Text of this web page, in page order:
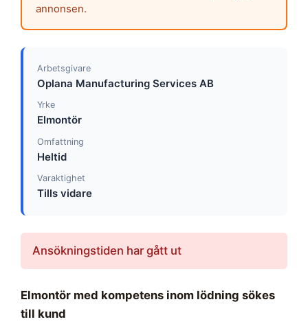
annonsen.
Arbetsgivare
Oplana Manufacturing Services AB
Yrke
Elmontör
Omfattning
Heltid
Varaktighet
Tills vidare
Ansökningstiden har gått ut
Elmontör med kompetens inom lödning sökes
till kund